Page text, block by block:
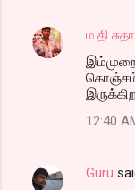
ம.தி.சுதா
கொஞ்சம்
12:40
Guru